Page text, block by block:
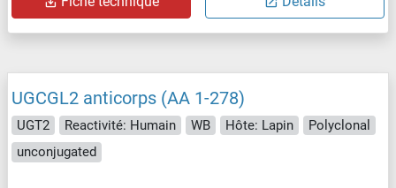
UGCGL2 anticorps (AA 1-278)
UGT2 Reactivité: Humain WB Hôte: Lapin
Polyclonal
unconjugated